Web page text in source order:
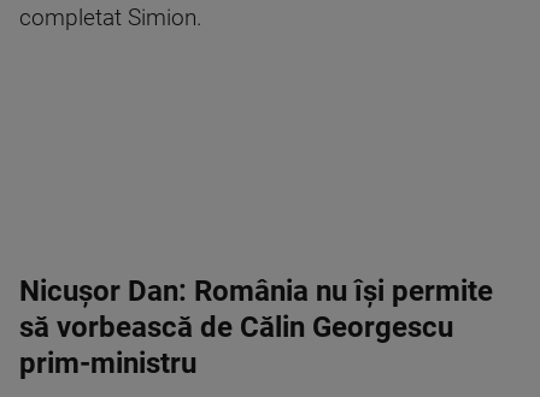
completat Simion.
Nicușor Dan: România nu îşi permite
să vorbească de Călin Georgescu
prim-ministru